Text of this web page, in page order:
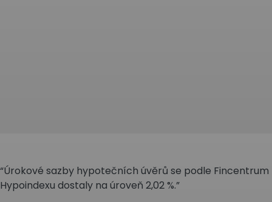
“Úrokové sazby hypotečních úvěrů se podle Fincentrum
Hypoindexu dostaly na úroveň 2,02 %.”